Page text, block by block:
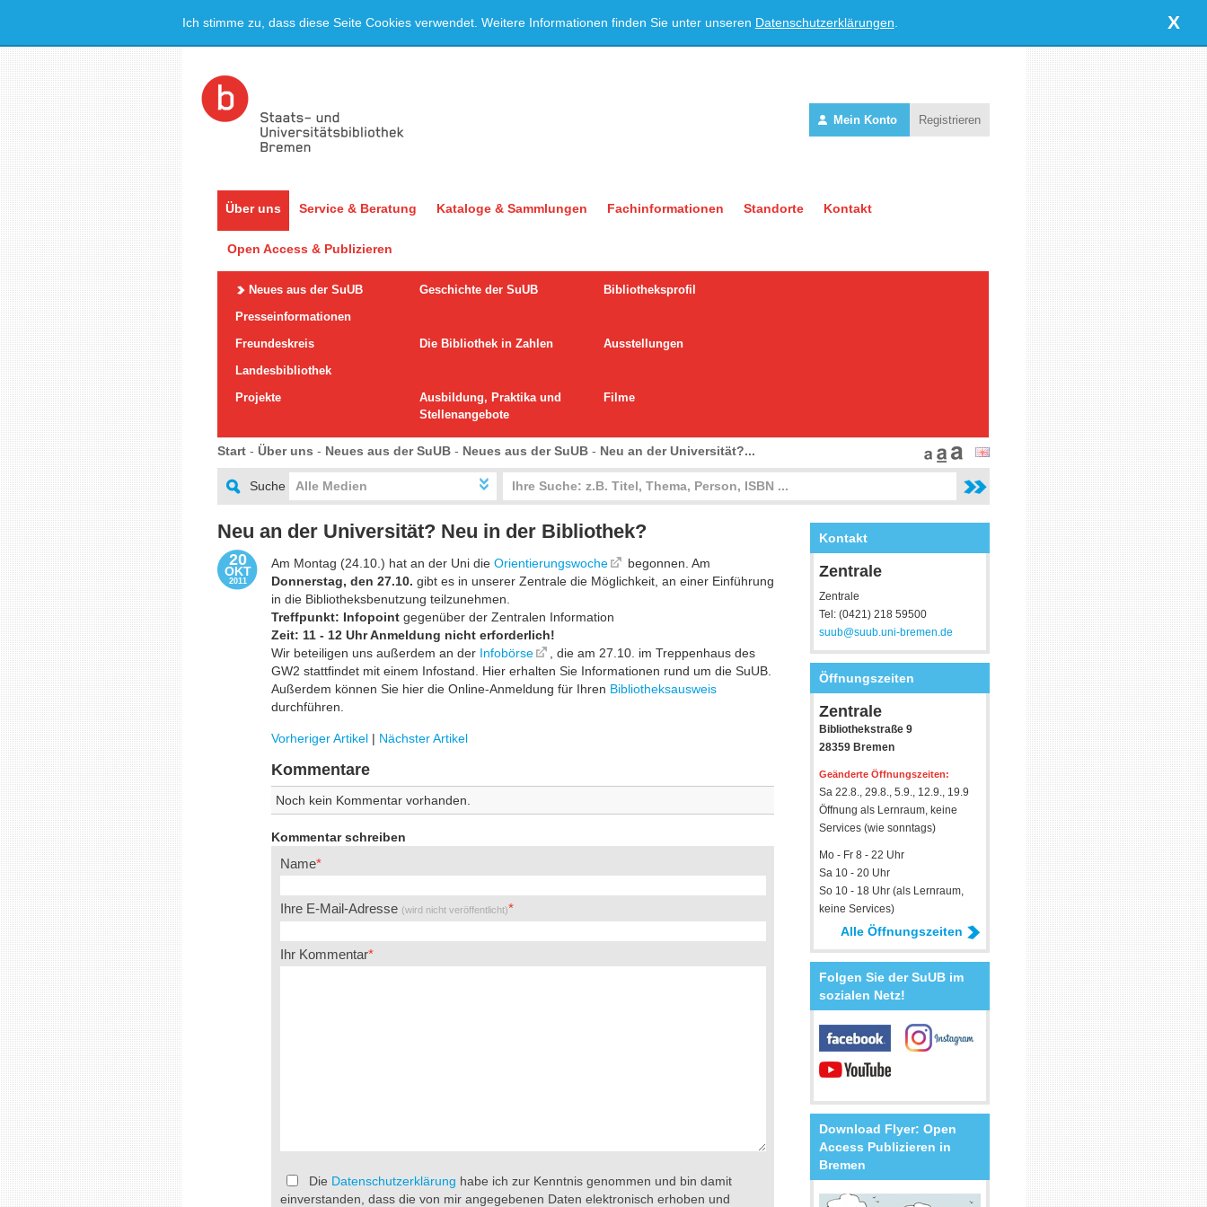
Ich stimme zu, dass diese Seite Cookies verwendet. Weitere Informationen finden Sie unter unseren Datenschutzerklärungen X
Mein Konto Registrieren
Über uns Service & Beratung Kataloge & Sammlungen Fachinformationen Standorte Kontakt
Open Access & Publizieren
Neues aus der SuUB Geschichte der SuUB
Bibliotheksprofil
Presseinformationen
Freundeskreis
Die Bibliothek in Zahlen
Ausstellungen
Landesbibliothek
Projekte
Ausbildung, Praktika und
Stellenangebote
Filme
Start - Über uns - Neues aus der SuUB - Neues aus der SuUB - Neu an der Universität?...
Suche Alle Medien
Neu an der Universität? Neu in der Bibliothek?
20
OKT
2011
Am Montag (24.10.) hat an der Uni die Orientierungswoche
begonnen. Am
Donnerstag, den 27.10. gibt es in unserer Zentrale die Möglichkeit, an einer Einführung
in die Bibliotheksbenutzung teilzunehmen.
Treffpunkt: Infopoint gegenüber der Zentralen Information
Zeit: 11 - 12 Uhr Anmeldung nicht erforderlich!
Wir beteiligen uns außerdem an der Infobörse
, die am 27.10. im Treppenhaus des
GW2 stattfindet mit einem Infostand. Hier erhalten Sie Informationen rund um die SuUB.
Außerdem können Sie hier die Online-Anmeldung für Ihren Bibliotheksausweis
durchführen.
Vorheriger Artikel | Nächster Artikel
Kommentare
Noch kein Kommentar vorhanden.
Kommentar schreiben
Name
Ihre E-Mail-Adresse (wird nicht veröffentlicht)
Ihr Kommentar
Die Datenschutzerklärung habe ich zur Kenntnis genommen und bin damit
einverstanden, dass die von mir angegebenen Daten elektronisch erhoben und
Kontakt
Zentrale
Zentrale
Tel: (0421) 218 59500
suub@suub.uni-bremen.de
Öffnungszeiten
Zentrale
Bibliothekstraße 9
28359 Bremen
Geänderte Öffnungszeiten:
Sa 22.8., 29.8., 5.9., 12.9., 19.9
Öffnung als Lernraum, keine
Services (wie sonntags)
Mo - Fr 8 - 22 Uhr
Sa 10 - 20 Uhr
So 10 - 18 Uhr (als Lernraum,
keine Services)
Alle Öffnungszeiten
Folgen Sie der SuUB im
sozialen Netz!
Download Flyer: Open
Access Publizieren in
Bremen